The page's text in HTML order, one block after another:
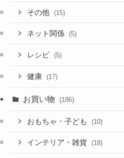
その他 (15)
ネット関係 (5)
レシピ (5)
健康 (17)
お買い物 (186)
おもちゃ・子ども (10)
インテリア・雑貨 (18)